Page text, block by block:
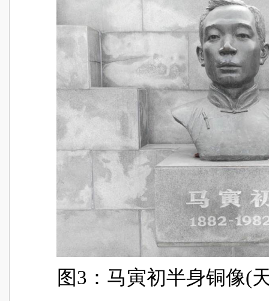
图 3 ：马寅初半身铜像(